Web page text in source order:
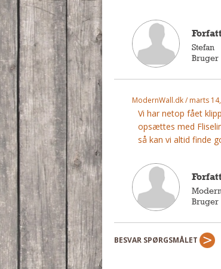
Stefan
Bruger
ModernWall.dk / marts
Vi har netop fået
opsættes med
så kan vi altid finde
Bruger
BESVAR SPØRGSMÅLET